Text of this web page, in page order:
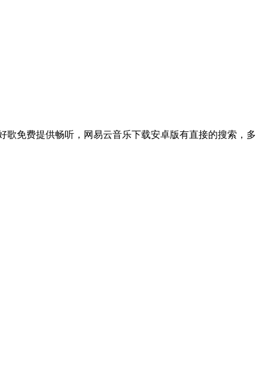
免费提供畅听，网易云音乐下载安卓版有直接的搜索，多